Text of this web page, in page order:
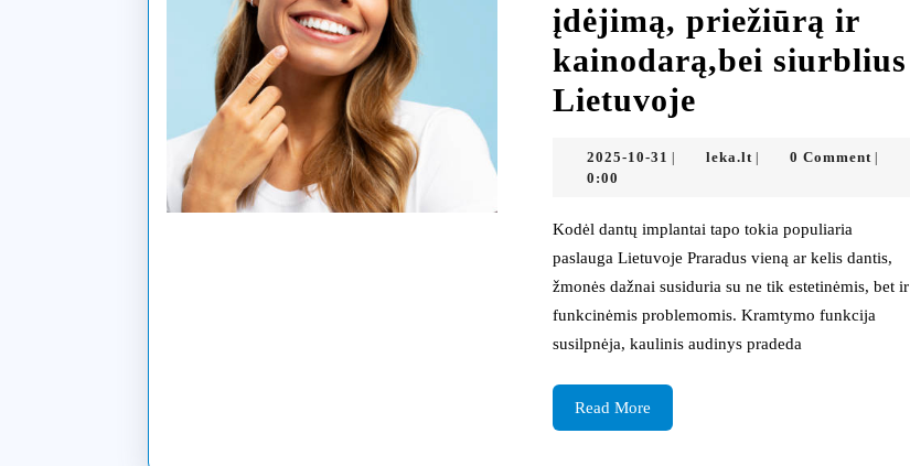
įdėjimą, priežiūrą ir
kainodarą,bei siurblius
LietuvojeImplantacija.lt
išsamus
gidas
apie
dantų
implantų
2025-10-31 2025-leka.ltleka.lt0 Comment
0:00
Kodėl dantų implantai tapo tokia populiaria
paslauga Lietuvoje Praradus vieną ar kelis dantis,
žmonės dažnai susiduria su ne tik estetinėmis, bet ir
funkcinėmis problemomis. Kramtymo funkcija
susilpnėja, kaulinis audinys pradeda
Read MoreRead
More